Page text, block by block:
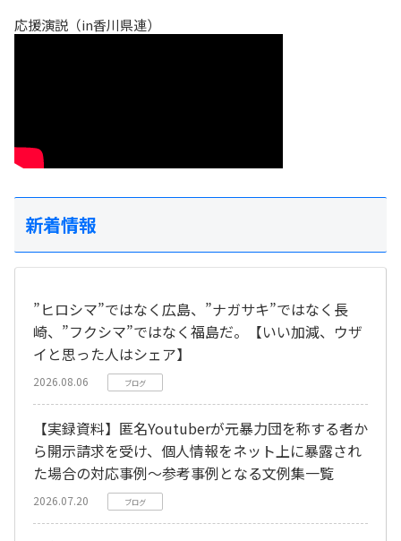
応援演説（in香川県連）
新着情報
”ヒロシマ”ではなく広島、”ナガサキ”ではなく長
崎、”フクシマ”ではなく福島だ。【いい加減、ウザ
イと思った人はシェア】
2026.08.06 ブログ
【実録資料】匿名Youtuberが元暴力団を称する者か
ら開示請求を受け、個人情報をネット上に暴露され
た場合の対応事例～参考事例となる文例集一覧
2026.07.20 ブログ